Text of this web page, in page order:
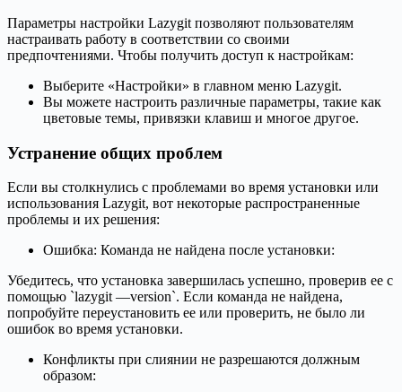
Параметры настройки Lazygit позволяют пользователям
настраивать работу в соответствии со своими
предпочтениями. Чтобы получить доступ к настройкам:
Выберите «Настройки» в главном меню Lazygit.
Вы можете настроить различные параметры, такие как
цветовые темы, привязки клавиш и многое другое.
Устранение общих проблем
Если вы столкнулись с проблемами во время установки или
использования Lazygit, вот некоторые распространенные
проблемы и их решения:
Ошибка: Команда не найдена после установки:
Убедитесь, что установка завершилась успешно, проверив ее с
помощью `lazygit —version`. Если команда не найдена,
попробуйте переустановить ее или проверить, не было ли
ошибок во время установки.
Конфликты при слиянии не разрешаются должным
образом: